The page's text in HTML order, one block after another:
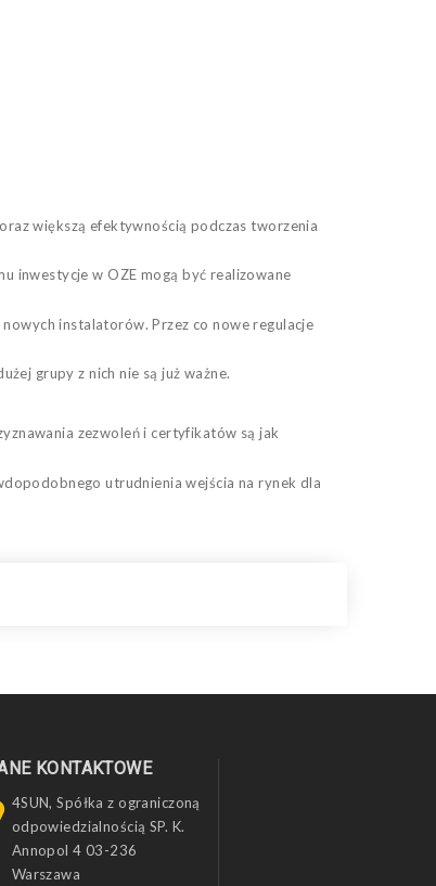
większą efektywnością podczas tworzenia
inwestycje w OZE mogą być realizowane
nowych instalatorów. Przez co nowe regulacje
grupy z nich nie są już ważne.
zezwoleń i certyfikatów są jak
utrudnienia wejścia na rynek dla
KONTAKTOWE
4SUN, Spółka z ograniczoną
odpowiedzialnością SP. K.
Annopol 4 03-236
Warszawa